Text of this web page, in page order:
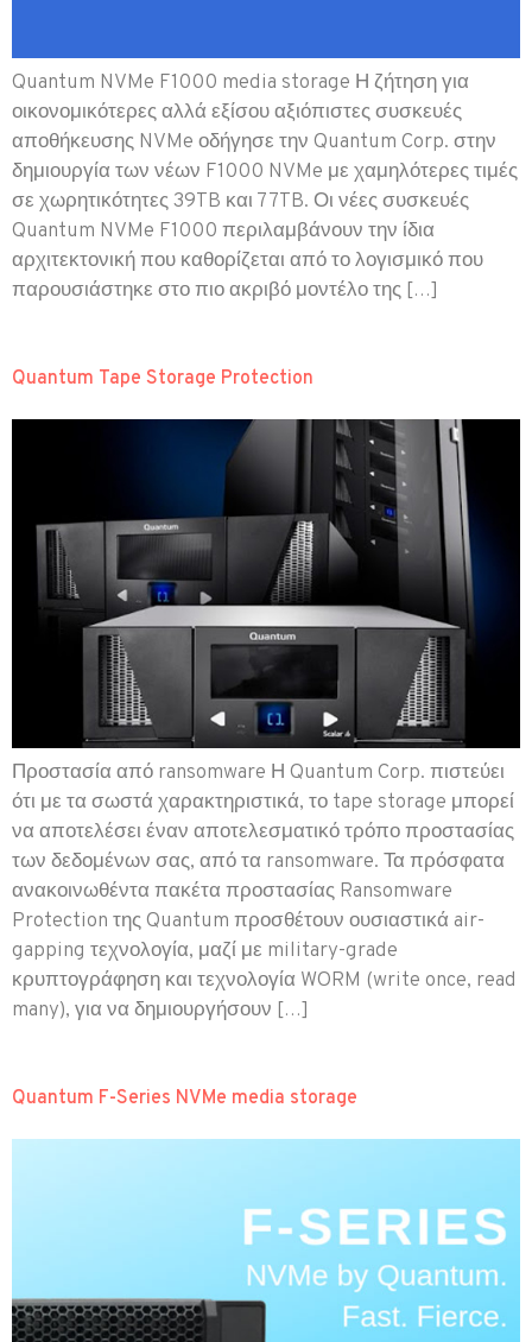
Quantum NVMe F1000 media storage Η ζήτηση για
οικονομικότερες αλλά εξίσου αξιόπιστες συσκευές
αποθήκευσης NVMe οδήγησε την Quantum Corp. στην
δημιουργία των νέων F1000 NVMe με χαμηλότερες τιμές
σε χωρητικότητες 39TB και 77TB. Οι νέες συσκευές
Quantum NVMe F1000 περιλαμβάνουν την ίδια
αρχιτεκτονική που καθορίζεται από το λογισμικό που
παρουσιάστηκε στο πιο ακριβό μοντέλο της […]
Quantum Tape Storage Protection
Προστασία από ransomware Η Quantum Corp. πιστεύει
ότι με τα σωστά χαρακτηριστικά, το tape storage μπορεί
να αποτελέσει έναν αποτελεσματικό τρόπο προστασίας
των δεδομένων σας, από τα ransomware. Τα πρόσφατα
ανακοινωθέντα πακέτα προστασίας Ransomware
Protection της Quantum προσθέτουν ουσιαστικά air-
gapping τεχνολογία, μαζί με military-grade
κρυπτογράφηση και τεχνολογία WORM (write once, read
many), για να δημιουργήσουν […]
Quantum F-Series NVMe media storage